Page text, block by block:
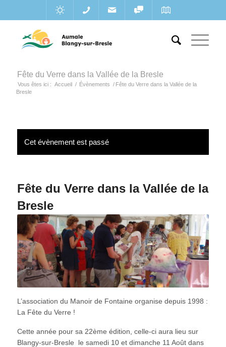
Fête du Verre dans la Vallée de la Bresle
Vous êtes ici : Accueil / Évènements / Fête du Verre dans la Vallée de la
Bresle
Cet évènement est passé
Fête du Verre dans la Vallée de la
Bresle
L’association du Manoir de Fontaine organise depuis 1998 :
La Fête du Verre !
Cette année pour sa 22ème édition, celle-ci aura lieu sur
Blangy-sur-Bresle le samedi 10 et dimanche 11 Août dans